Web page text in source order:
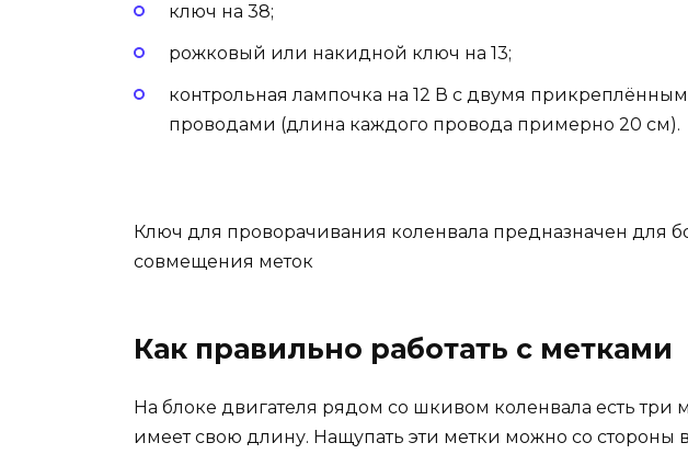
ключ на 38;
рожковый или накидной ключ на 13;
контрольная лампочка на 12 В с двумя
проводами (длина каждого провода примерно 20 см).
Ключ для проворачивания коленвала предназначен для
совмещения меток
Как правильно работать с метками
На блоке двигателя рядом со шкивом коленвала есть три
имеет свою длину. Нащупать эти метки можно со стороны